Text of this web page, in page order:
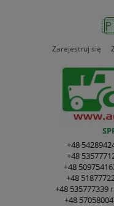
Zarejestruj się
+48
+48
+48
+48
+48 535777339
+48